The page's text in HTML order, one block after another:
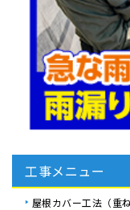
工事メニュー
屋根カバー工法（重